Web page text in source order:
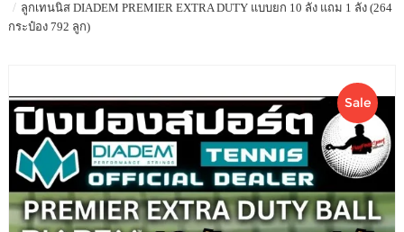
ลูกเทนนิส DIADEM PREMIER EXTRA DUTY แบบยก 10 ลัง แถม 1 ลัง (264
กระป๋อง 792 ลูก)
Sale